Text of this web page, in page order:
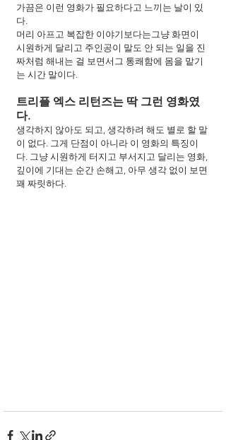
가끔은 이런 영화가 필요하다고 느끼는 날이 있
다.
머리 아프고 복잡한 이야기보다는그냥 화면이
시원하게 달리고 주인공이 말도 안 되는 일을 진
짜처럼 해내는 걸 보면서그 통쾌함에 몸을 맡기
는 시간 말이다.
트리플 엑스 리턴즈는 딱 그런 영화였
다.
생각하지 않아도 되고, 생각하려 해도 별로 할 말
이 없다. 그게 단점이 아니라 이 영화의 특징이
다. 그냥 시원하게 터지고 부서지고 달리는 영화,
깊이에 기대는 순간 손해고, 아무 생각 없이 보면
꽤 짜릿하다.